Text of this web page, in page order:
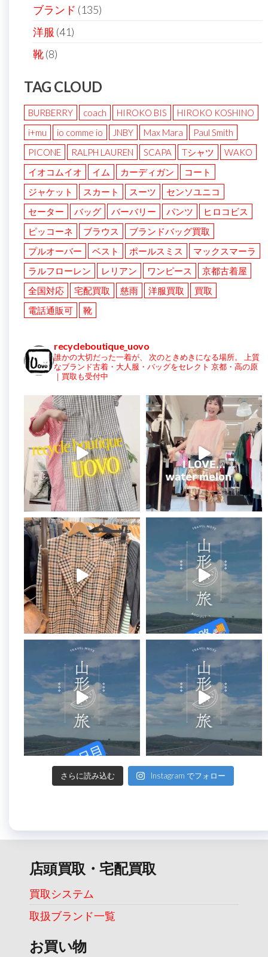
ブランド (135)
洋服 (41)
靴(8)
TAG CLOUD
BURBERRY coach HIROKO BIS
HIROKO KOSHINO
i+mu
io comme io JNBY Max Mara
Paul Smith
PICONE
RALPH LAUREN SCAPA Tシャツ
WAKO
イオコムイオ
イム カーディガン
コート
ジャケット
スカート スーツ
センソユニコ
セーター
バッグ バーバリー パンツ
ヒロコビス
ピッコーネ
ブラウス
ブランドバッグ買取
プルオーバー
ベスト ポールスミス
マックスマーラ
ラルフローレン
レリアン ワンピース
京都古着屋
全国対応
宅配買取 慈雨 洋服買取
買取
電話通販可
靴
recycleboutique_uovo
誰かの大切だった一着が、 次のときめきになる場所。
上質
なブランド古着・大人服・バッグをセレクト 京都・高の原
｜買取も受付中
さらに読み込む Instagram でフォロー
店頭買取・宅配買取
買取システム
取扱ブランド一覧
お買い物